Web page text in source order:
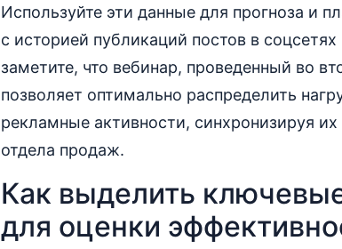
Используйте эти данные для прогноза и
с историей публикаций постов в
заметите, что вебинар, проведенный во
позволяет оптимально распределить
рекламные активности, синхронизируя
отдела продаж.
Как выделить
для оценки